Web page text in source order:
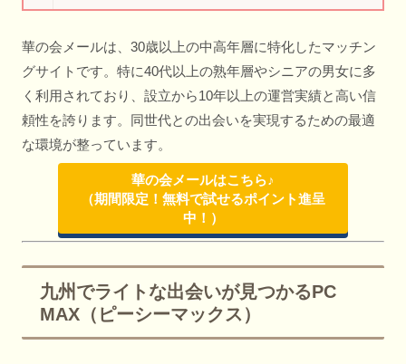
華の会メールは、30歳以上の中高年層に特化したマッチン
グサイトです。特に40代以上の熟年層やシニアの男女に多
く利用されており、設立から10年以上の運営実績と高い信
頼性を誇ります。同世代との出会いを実現するための最適
な環境が整っています。
華の会メールはこちら♪
（期間限定！無料で試せるポイント進呈
中！）
九州でライトな出会いが見つかるPC
MAX（ピーシーマックス）